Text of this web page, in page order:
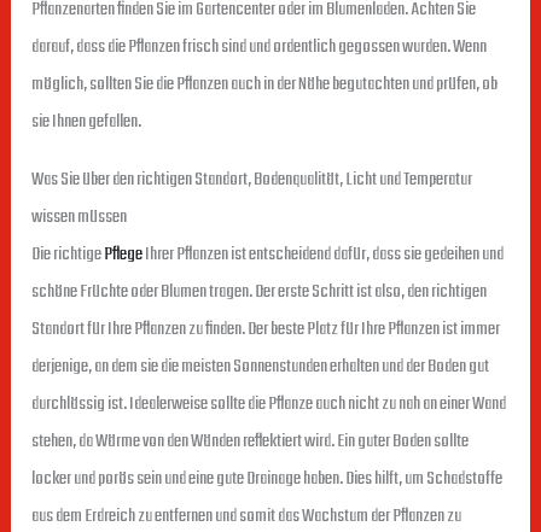
Pflanzenarten finden Sie im Gartencenter oder im Blumenladen. Achten Sie
darauf, dass die Pflanzen frisch sind und ordentlich gegossen wurden. Wenn
möglich, sollten Sie die Pflanzen auch in der Nähe begutachten und prüfen, ob
sie Ihnen gefallen.
Was Sie über den richtigen Standort, Bodenqualität, Licht und Temperatur
wissen müssen
Die richtigePflegeIhrer Pflanzen ist entscheidend dafür, dass sie gedeihen und
schöne Früchte oder Blumen tragen. Der erste Schritt ist also, den richtigen
Standort für Ihre Pflanzen zu finden. Der beste Platz für Ihre Pflanzen ist immer
derjenige, an dem sie die meisten Sonnenstunden erhalten und der Boden gut
durchlässig ist. Idealerweise sollte die Pflanze auch nicht zu nah an einer Wand
stehen, da Wärme von den Wänden reflektiert wird. Ein guter Boden sollte
locker und porös sein und eine gute Drainage haben. Dies hilft, um Schadstoffe
aus dem Erdreich zu entfernen und somit das Wachstum der Pflanzen zu